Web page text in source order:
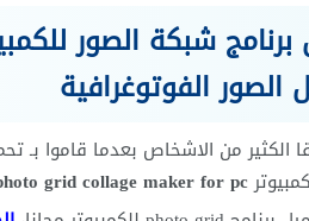
برنامج شبكة الصور
الصور الفوتوغرافية
الكثير من الاشخاص بعدما قاموا بـ
grid collage maker for pc